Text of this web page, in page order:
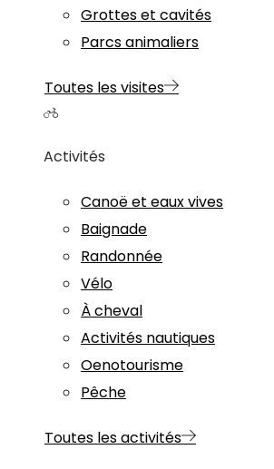
Grottes et cavités
Parcs animaliers
Toutes les visites
Activités
Canoë et eaux vives
Baignade
Randonnée
Vélo
À cheval
Activités nautiques
Oenotourisme
Pêche
Toutes les activités